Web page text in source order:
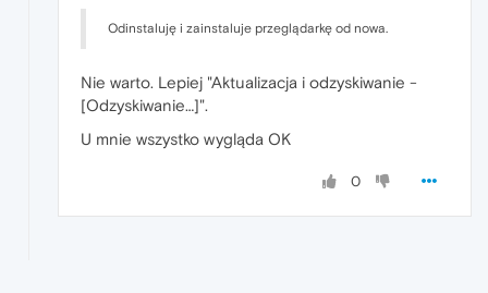
Odinstaluję i zainstaluje przeglądarkę od nowa.
Nie warto. Lepiej "Aktualizacja i odzyskiwanie -
[Odzyskiwanie…]".
U mnie wszystko wygląda OK
0